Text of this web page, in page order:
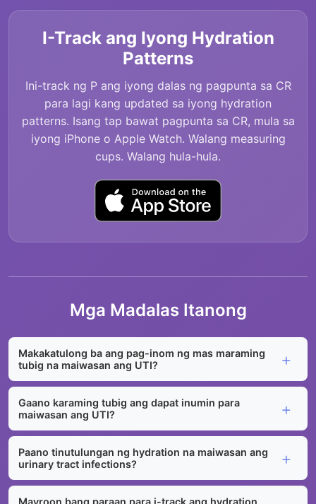
I-Track ang Iyong Hydration
Patterns
Ini-track ng P ang iyong dalas ng pagpunta sa CR
para lagi kang updated sa iyong hydration
patterns. Isang tap bawat pagpunta sa CR, mula sa
iyong iPhone o Apple Watch. Walang measuring
cups. Walang hula-hula.
Mga Madalas Itanong
Makakatulong ba ang pag-inom ng mas maraming
tubig na maiwasan ang UTI?
Gaano karaming tubig ang dapat inumin para
maiwasan ang UTI?
Paano tinutulungan ng hydration na maiwasan ang
urinary tract infections?
Mayroon bang paraan para i-track ang hydration